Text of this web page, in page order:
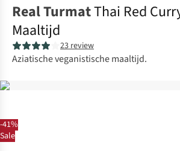
-41%
Sale
Real TurmatThai Red
Maaltijd
23 review
Aziatische veganistische maaltijd.